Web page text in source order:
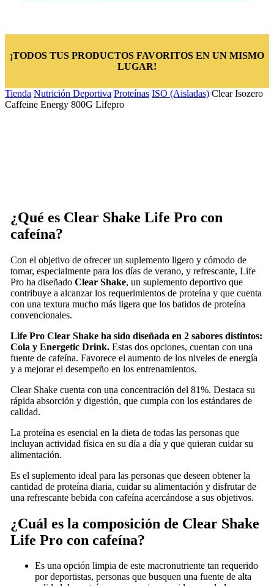
¡TODOS TUS PRODUCTOS FAVORITOS EN UN MISMO
LUGAR!
Tienda/Nutrición Deportiva/Proteínas/ISO (Aisladas)/Clear Isozero
Caffeine Energy 800G Lifepro
¿Qué es Clear Shake Life Pro con
cafeína?
Con el objetivo de ofrecer un suplemento ligero y cómodo de
tomar, especialmente para los días de verano, y refrescante, Life
Pro ha diseñado Clear Shake, un suplemento deportivo que
contribuye a alcanzar los requerimientos de proteína y que cuenta
con una textura mucho más ligera que los batidos de proteína
convencionales.
Life Pro Clear Shake ha sido diseñada en 2 sabores distintos:
Cola y Energetic Drink.Estas dos opciones, cuentan con una
fuente de cafeína. Favorece el aumento de los niveles de energía
y a mejorar el desempeño en los entrenamientos.
Clear Shake cuenta con una concentración del 81%. Destaca su
rápida absorción y digestión, que cumpla con los estándares de
calidad.
La proteína es esencial en la dieta de todas las personas que
incluyan actividad física en su día a día y que quieran cuidar su
alimentación.
Es el suplemento ideal para las personas que deseen obtener la
cantidad de proteína diaria, cuidar su alimentación y disfrutar de
una refrescante bebida con cafeína acercándose a sus objetivos.
¿Cuál es la composición de Clear Shake
Life Pro con cafeína?
Es una opción limpia de este macronutriente tan requerido
por deportistas, personas que busquen una fuente de alta